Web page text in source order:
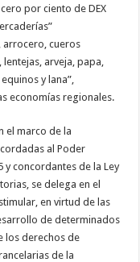
por ciento de DEX
arrocero, cueros
arveja, papa,
y lana”,
economías regionales.
el marco de la
al Poder
y concordantes de la Ley
se delega en el
en virtud de las
de determinados
los derechos de
de la